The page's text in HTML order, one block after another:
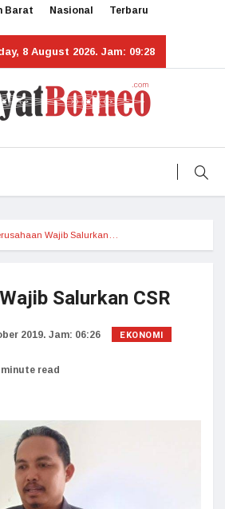
Barat Nasional Terbaru
8 August 2026. Jam: 09:28
Wajib Salurkan…
Salurkan CSR
2019. Jam: 06:26 EKONOMI
minute read